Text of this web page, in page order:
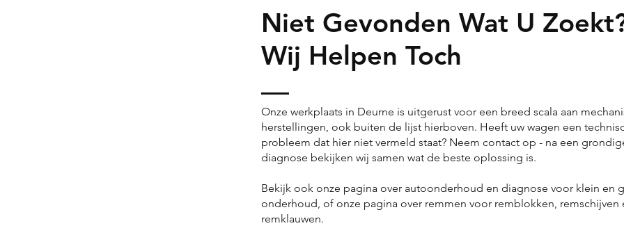
Niet Gevonden Wat U
Wij Helpen Toch
Onze werkplaats in Deurne is uitgerust voor een breed scala aan
herstellingen, ook buiten de lijst hierboven. Heeft uw wagen een
probleem dat hier niet vermeld staat? Neem contact op - na een
diagnose bekijken wij samen wat de beste oplossing is.
Bekijk ook onze pagina over autoonderhoud en diagnose voor klein en
onderhoud, of onze pagina over remmen voor remblokken, remschijven
remklauwen.